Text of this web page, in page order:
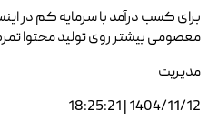
برای کسب درآمد با سرمایه کم در
معصومی بیشتر روی تولید محتوا
مدیریت
1404/11/12 | 18:25:21